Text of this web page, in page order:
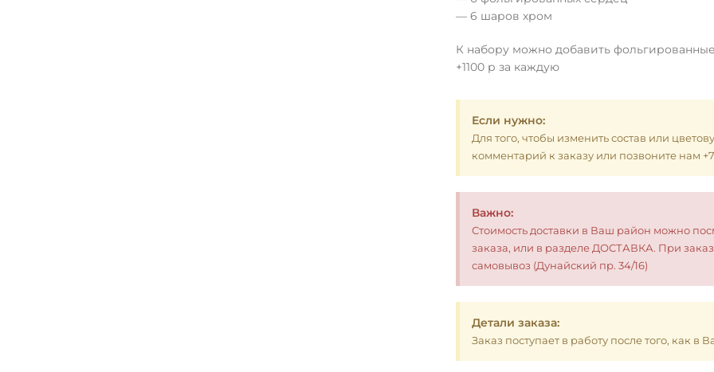
— 6 шаров хром
К набору можно добавить
+1100 р за каждую
Если нужно:
Для того, чтобы изменить состав или
комментарий к заказу или позвоните нам +7
Важно:
Стоимость доставки в Ваш район можно
заказа, или в разделе ДОСТАВКА. При
самовывоз (Дунайский пр. 34/16)
Детали заказа:
Заказ поступает в работу после того, как